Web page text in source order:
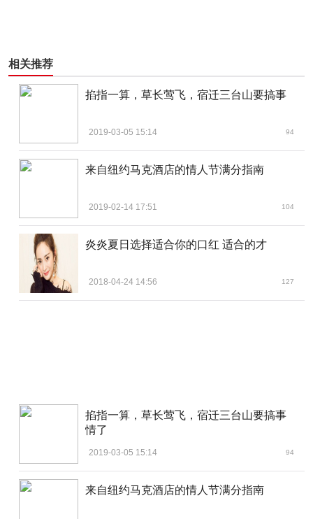
相关推荐
掐指一算，草长莺飞，宿迁三台山要搞事
2019-03-05 15:14 94
来自纽约马克酒店的情人节满分指南
2019-02-14 17:51 104
炎炎夏日选择适合你的口红 适合的才
2018-04-24 14:56 127
掐指一算，草长莺飞，宿迁三台山要搞事
情了
2019-03-05 15:14 94
来自纽约马克酒店的情人节满分指南